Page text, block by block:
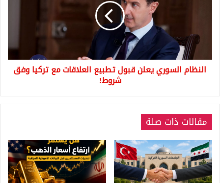
وفق
شروط!
النظام السوري يعلن قبول تطبيع العلاقات مع تركيا وفق
شروط!
مقالات ذات صلة